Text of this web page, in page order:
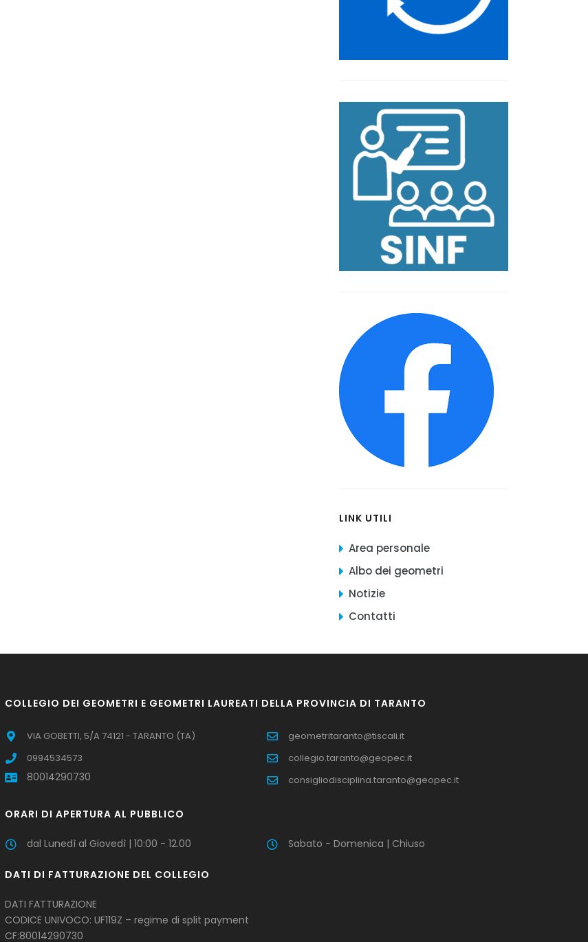
LINK UTILI
Area personale
Albo dei geometri
Notizie
Contatti
COLLEGIO DEI GEOMETRI E GEOMETRI LAUREATI DELLA PROVINCIA DI TARANTO
VIA GOBETTI, 5/A 74121 - TARANTO (TA)
0994534573
80014290730
geometritaranto@tiscali.it
collegio.taranto@geopec.it
consigliodisciplina.taranto@geopec.it
ORARI DI APERTURA AL PUBBLICO
dal Lunedì al Giovedì | 10:00 - 12.00 Sabato - Domenica | Chiuso
DATI DI FATTURAZIONE DEL COLLEGIO
DATI FATTURAZIONE
CODICE UNIVOCO: UF119Z – regime di split payment
CF:80014290730